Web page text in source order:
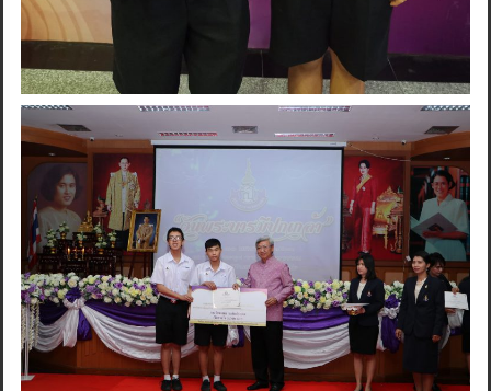
Search
for: